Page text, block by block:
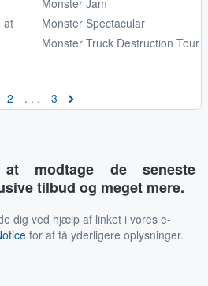
at
Monster Jam
Monster Spectacular
Monster Truck Destruction Tour
2 . . . 3
modtage de seneste
tilbud og meget mere.
dig ved hjælp af linket i vores e-
for at få yderligere oplysninger.